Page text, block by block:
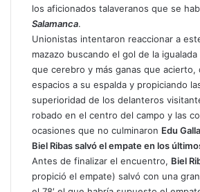
los aficionados talaveranos que se
Salamanca.
Unionistas intentaron reaccionar a
mazazo buscando el gol de la
que cerebro y más ganas que acierto,
espacios a su espalda y propiciando
superioridad de los delanteros
robado en el centro del campo y las
ocasiones que no culminaron Edu
Biel Ribas salvó el empate en los
Antes de finalizar el encuentro, Biel
propició el empate) salvó con una